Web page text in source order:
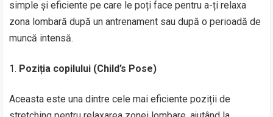
simple și eficiente pe care le poți face pentru a-ți relaxa
zona lombară după un antrenament sau după o perioadă de
muncă intensă.
Poziția copilului (Child’s Pose)
Aceasta este una dintre cele mai eficiente poziții de